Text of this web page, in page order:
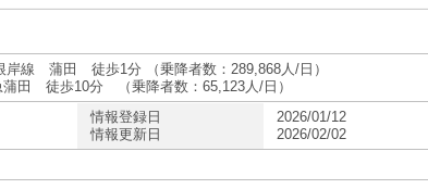
岸線 蒲田 徒歩1分 （乗降者数：289,868人/日）
田 徒歩10分 （乗降者数：65,123人/日）
情報登録日
情報更新日
2026/01/12
2026/02/02